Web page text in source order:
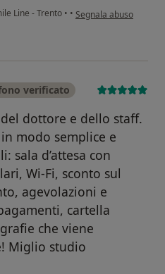
Line - Trento • • secondo l'opinione
Segnala abuso
verificato
dottore e dello staff.
modo semplice e
sala d’attesa con
Wi-Fi, sconto sul
agevolazioni e
cartella
che viene
Miglio studio